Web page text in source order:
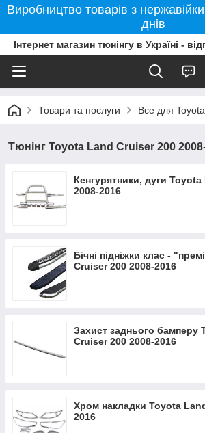
Виробництво товарів з
днів
Інтернет магазин тюнінгу в Україні -
Товари та послуги Все для Toyota
Тюнінг Toyota Land Cruiser 200
Кенгурятники, дуги
2008-2016
Бічні підніжки клас -
Cruiser 200 2008-2016
Захист заднього бамперу
Cruiser 200 2008-2016
Хром накладки Toyota
2016